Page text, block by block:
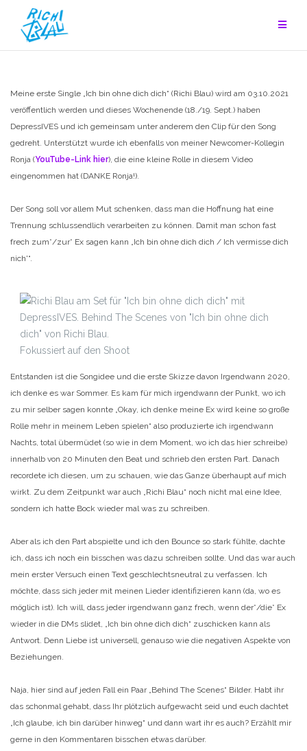
Inhalt
springen
Meine erste Single „Ich bin ohne dich dich“ (Richi Blau) wird am 03.10.2021
veröffentlich werden und dieses Wochenende (18./19. Sept.) haben
DepressIVES und ich gemeinsam unter anderem den Clip für den Song
gedreht. Unterstützt wurde ich ebenfalls von meiner Newcomer-Kollegin
Ronja (YouTube-Link hier), die eine kleine Rolle in diesem Video
eingenommen hat (DANKE Ronja!).
Der Song soll vor allem Mut schenken, dass man die Hoffnung hat eine
Trennung schlussendlich verarbeiten zu können. Damit man schon fast
frech zum*/zur* Ex sagen kann „Ich bin ohne dich dich / Ich vermisse dich
nich'“.
Fokussiert auf den Shoot
Entstanden ist die Songidee und die erste Skizze davon Irgendwann 2020,
ich denke es war Sommer. Es kam für mich irgendwann der Punkt, wo ich
zu mir selber sagen konnte „Okay, ich denke meine Ex wird keine so große
Rolle mehr in meinem Leben spielen“ also produzierte ich irgendwann
Nachts, total übermüdet (so wie in dem Moment, wo ich das hier schreibe)
innerhalb von 20 Minuten den Beat und schrieb den ersten Part. Danach
recordete ich diesen, um zu schauen, wie das Ganze überhaupt auf mich
wirkt. Zu dem Zeitpunkt war auch „Richi Blau“ noch nicht mal eine Idee,
sondern ich hatte Bock wieder mal was zu schreiben.
Aber als ich den Part abspielte und ich den Bounce so stark fühlte, dachte
ich, dass ich noch ein bisschen was dazu schreiben sollte. Und das war auch
mein erster Versuch einen Text geschlechtsneutral zu verfassen. Ich
möchte, dass sich jeder mit meinen Lieder identifizieren kann (da, wo es
möglich ist). Ich will, dass jeder irgendwann ganz frech, wenn der*/die* Ex
wieder in die DMs slidet, „Ich bin ohne dich dich“ zuschicken kann als
Antwort. Denn Liebe ist universell, genauso wie die negativen Aspekte von
Beziehungen.
Naja, hier sind auf jeden Fall ein Paar „Behind The Scenes“ Bilder. Habt ihr
das schonmal gehabt, dass Ihr plötzlich aufgewacht seid und euch dachtet
„Ich glaube, ich bin darüber hinweg“ und dann wart ihr es auch? Erzählt mir
gerne in den Kommentaren bisschen etwas darüber.